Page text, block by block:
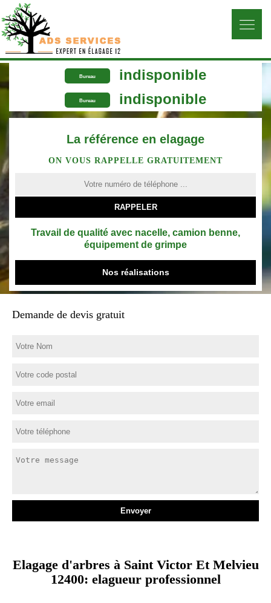
Bureau indisponible
Bureau indisponible
La référence en elagage
ON VOUS RAPPELLE GRATUITEMENT
Travail de qualité avec nacelle, camion benne,
équipement de grimpe
Nos réalisations
Demande de devis gratuit
Elagage d'arbres à Saint Victor Et Melvieu
12400: elagueur professionnel